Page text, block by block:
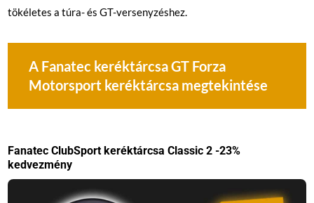
tökéletes a túra- és GT-versenyzéshez.
A Fanatec keréktárcsa GT Forza
Motorsport keréktárcsa megtekintése
Fanatec ClubSport keréktárcsa Classic 2 -23%
kedvezmény